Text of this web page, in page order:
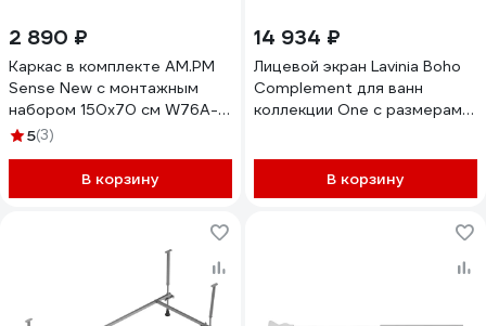
2 890 ₽
Каркас в комплекте AM.PM
Sense New с монтажным
набором 150х70 см W76A-
150-070W-R
5(3)
В корзину
14 934 ₽
Лицевой экран Lavinia Boho
Complement для ванн
коллекции One с размерами
В корзину